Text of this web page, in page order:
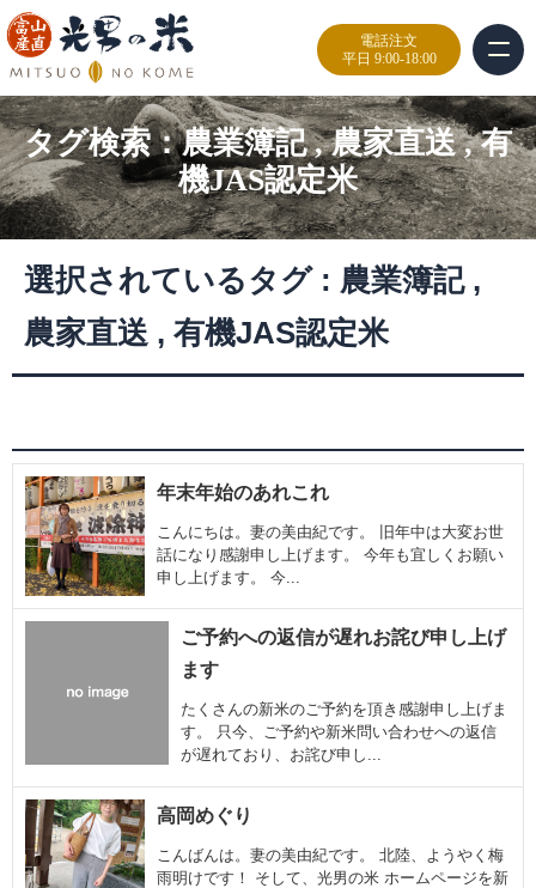
電話注文
平日 9:00-18:00
タグ検索：農業簿記,農家直送,有
機JAS認定米
選択されているタグ : 農業簿記,
農家直送, 有機JAS認定米
年末年始のあれこれ
こんにちは。妻の美由紀です。 旧年中は大変お世
話になり感謝申し上げます。 今年も宜しくお願い
申し上げます。 今...
ご予約への返信が遅れお詫び申し上げ
ます
たくさんの新米のご予約を頂き感謝申し上げま
す。 只今、ご予約や新米問い合わせへの返信
が遅れており、お詫び申し...
高岡めぐり
こんばんは。妻の美由紀です。 北陸、ようやく梅
雨明けです！ そして、光男の米 ホームページを新